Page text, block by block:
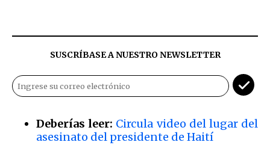
SUSCRÍBASE A NUESTRO NEWSLETTER
Deberías leer: Circula video del lugar del
asesinato del presidente de Haití